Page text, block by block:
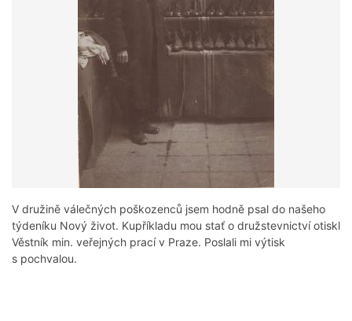
V družině válečných poškozenců jsem hodně psal do našeho
týdeníku Nový život. Kupříkladu mou stať o družstevnictví otiskl
Věstník min. veřejných prací v Praze. Poslali mi výtisk
s pochvalou.